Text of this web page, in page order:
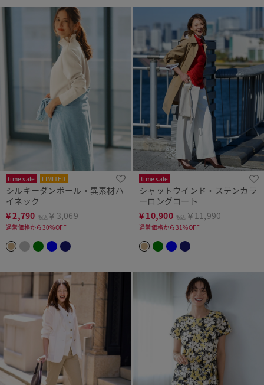
time sale LIMITED
シルキーダンボール・異素材ハ
イネック
¥2,790 税込 ￥3,069
通常価格から30%OFF
time sale
シャットウインド・ステンカラ
ーロングコート
¥ 10,900 税込 ￥11,990
通常価格から31%OFF